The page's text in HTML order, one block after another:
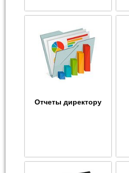
Отчеты директору